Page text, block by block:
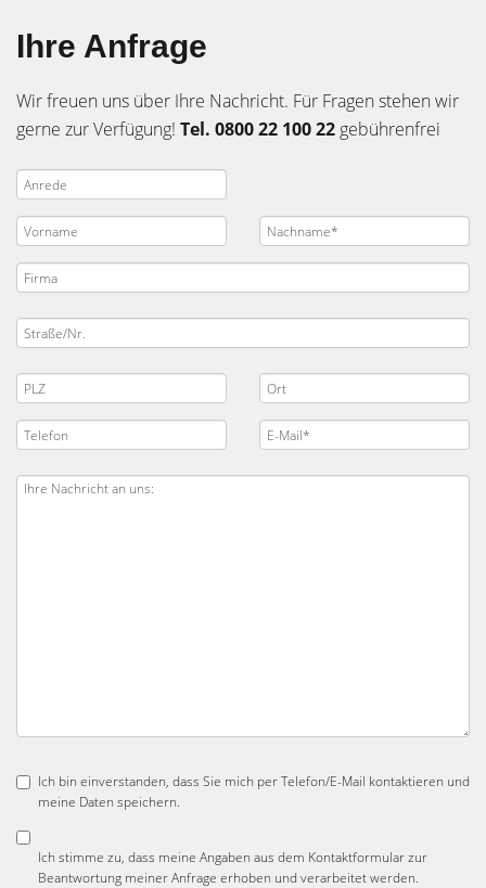
Ihre Anfrage
Wir freuen uns über Ihre Nachricht. Für Fragen stehen wir
gerne zur Verfügung! Tel. 0800 22 100 22 gebührenfrei
Ich bin einverstanden, dass Sie mich per Telefon/E-Mail kontaktieren und
meine Daten speichern.
Ich stimme zu, dass meine Angaben aus dem Kontaktformular zur
Beantwortung meiner Anfrage erhoben und verarbeitet werden.